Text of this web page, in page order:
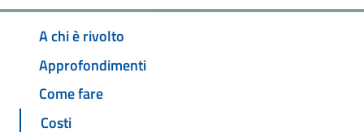
A chi è rivolto
Approfondimenti
Come fare
Costi